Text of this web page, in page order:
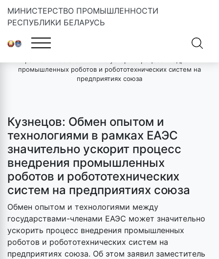
МИНИСТЕРСТВО ПРОМЫШЛЕННОСТИ
РЕСПУБЛИКИ БЕЛАРУСЬ
Главная»Новости
Кузнецов: Обмен опытом и технологиями
промышленных роботов и робототехнических систем на
предприятиях союза
Кузнецов: Обмен опытом и
технологиями в рамках ЕАЭС
значительно ускорит процесс
внедрения промышленных
роботов и робототехнических
систем на предприятиях союза
Обмен опытом и технологиями между
государствами-членами ЕАЭС может значительно
ускорить процесс внедрения промышленных
роботов и робототехнических систем на
предприятиях союза. Об этом заявил заместитель